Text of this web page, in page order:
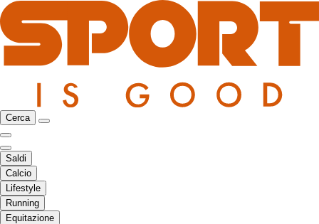
Cerca
Saldi
Calcio
Lifestyle
Running
Equitazione